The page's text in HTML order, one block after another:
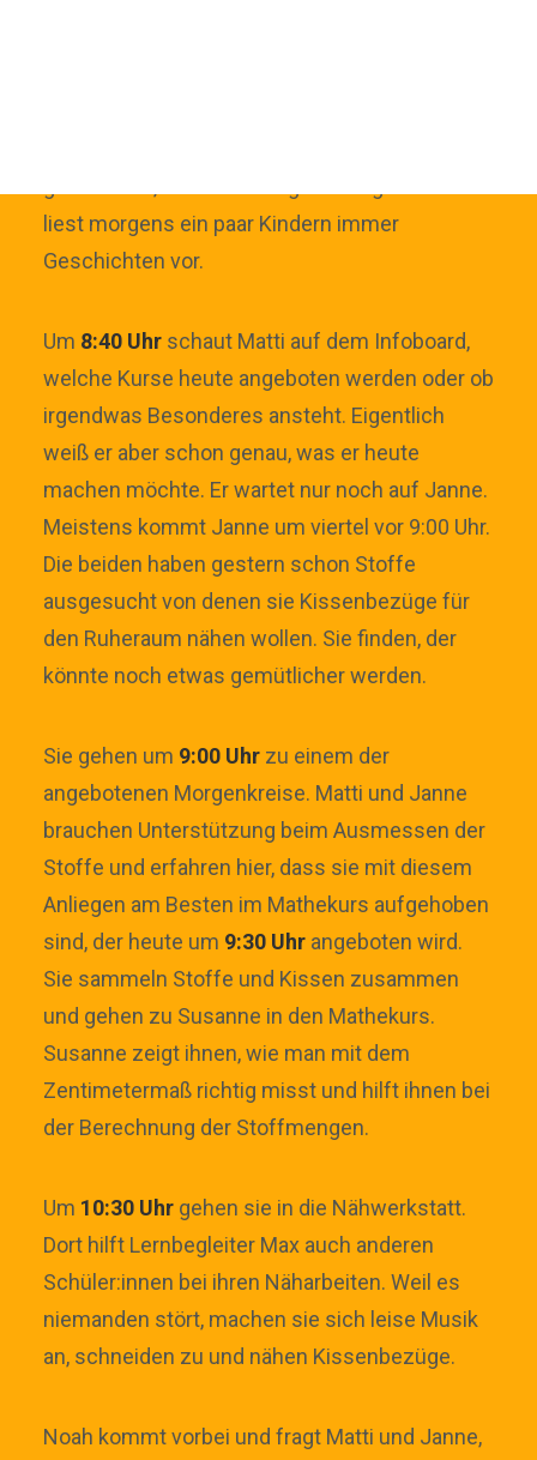
liest morgens ein paar Kindern immer
Geschichten vor.
Um 8:40 Uhr schaut Matti auf dem Infoboard,
welche Kurse heute angeboten werden oder ob
irgendwas Besonderes ansteht. Eigentlich
weiß er aber schon genau, was er heute
machen möchte. Er wartet nur noch auf Janne.
Meistens kommt Janne um viertel vor 9:00 Uhr.
Die beiden haben gestern schon Stoffe
ausgesucht von denen sie Kissenbezüge für
den Ruheraum nähen wollen. Sie finden, der
könnte noch etwas gemütlicher werden.
Sie gehen um 9:00 Uhr zu einem der
angebotenen Morgenkreise. Matti und Janne
brauchen Unterstützung beim Ausmessen der
Stoffe und erfahren hier, dass sie mit diesem
Anliegen am Besten im Mathekurs aufgehoben
sind, der heute um 9:30 Uhr angeboten wird.
Sie sammeln Stoffe und Kissen zusammen
und gehen zu Susanne in den Mathekurs.
Susanne zeigt ihnen, wie man mit dem
Zentimetermaß richtig misst und hilft ihnen bei
der Berechnung der Stoffmengen.
Um 10:30 Uhr gehen sie in die Nähwerkstatt.
Dort hilft Lernbegleiter Max auch anderen
Schüler:innen bei ihren Näharbeiten. Weil es
niemanden stört, machen sie sich leise Musik
an, schneiden zu und nähen Kissenbezüge.
Noah kommt vorbei und fragt Matti und Janne,